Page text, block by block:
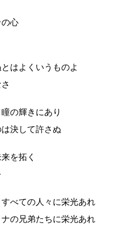
心
はよくいうものよ
の輝きにあり
決して許さぬ
を拓く
べての人々に栄光あれ
の兄弟たちに栄光あれ